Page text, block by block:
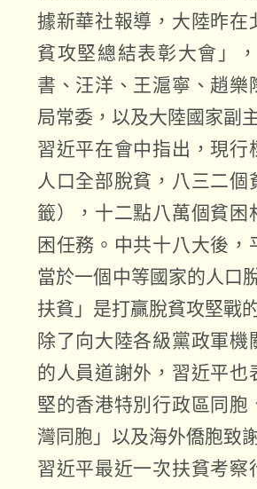
據新華社報導，大陸昨在
貧攻堅總結表彰大會」
書、汪洋、王滬寧、趙
局常委，以及大陸國家副
習近平在會中指出，現
人口全部脫貧，八三二
籤），十二點八萬個貧
困任務。中共十八大後
當於一個中等國家的人口
扶貧」是打贏脫貧攻堅戰
除了向大陸各級黨政軍
的人員道謝外，習近平
堅的香港特別行政區同
灣同胞」以及海外僑胞致
習近平最近一次扶貧考